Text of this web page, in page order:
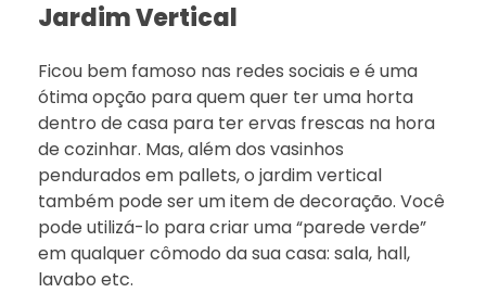
Jardim Vertical
Ficou bem famoso nas redes sociais e é uma
ótima opção para quem quer ter uma horta
dentro de casa para ter ervas frescas na hora
de cozinhar. Mas, além dos vasinhos
pendurados em pallets, o jardim vertical
também pode ser um item de decoração. Você
pode utilizá-lo para criar uma “parede verde”
em qualquer cômodo da sua casa: sala, hall,
lavabo etc.